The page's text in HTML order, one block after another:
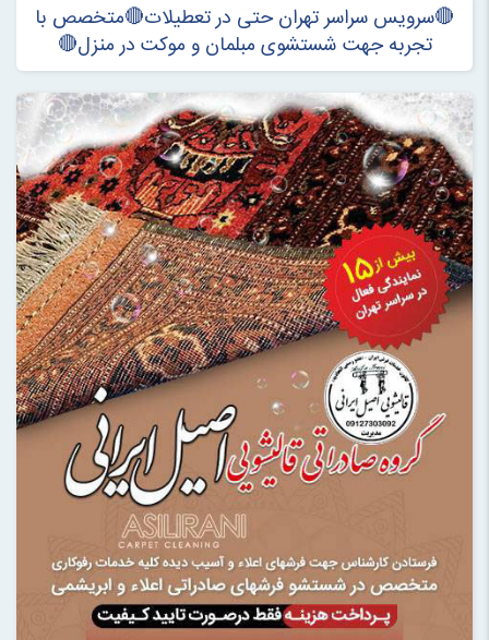
🔴سرویس سراسر تهران حتی در تعطیلات🔴متخصص با
تجربه جهت شستشوی مبلمان و موکت در منزل🔴